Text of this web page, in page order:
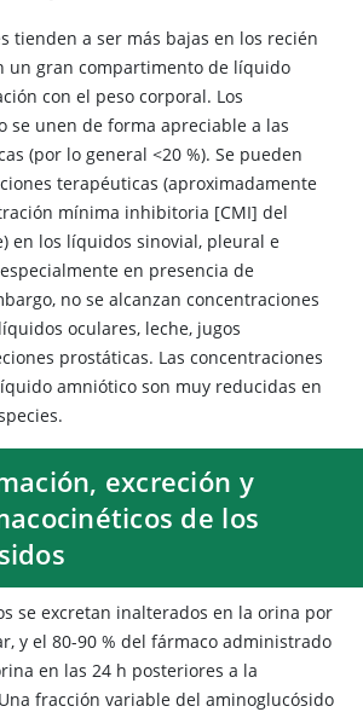
tienden a ser más bajas en los recién
un gran compartimento de líquido
con el peso corporal. Los
se unen de forma apreciable a las
(por lo general <20 %). Se pueden
terapéuticas (aproximadamente
mínima inhibitoria [CMI] del
en los líquidos sinovial, pleural e
en presencia de
no se alcanzan concentraciones
oculares, leche, jugos
prostáticas. Las concentraciones
amniótico son muy reducidas en
excreción y
de los
se excretan inalterados en la orina por
y el 80-90 % del fármaco administrado
en las 24 h posteriores a la
fracción variable del aminoglucósido